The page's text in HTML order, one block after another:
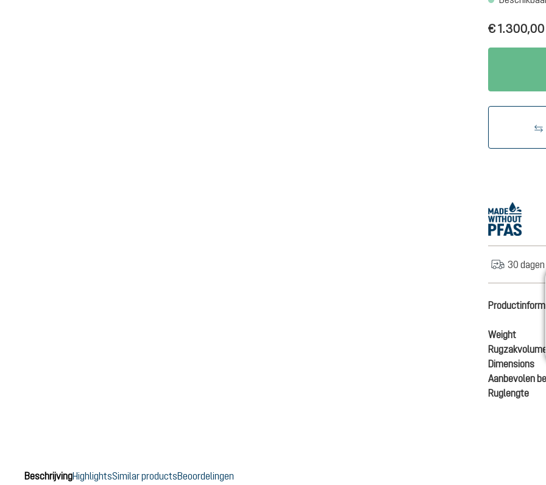
€ 1.300,00
30
Weight
Rugzakvolume
Dimensions
Aanbevolen
Ruglengte
BeschrijvingHighlightsSimilar productsBeoordelingen